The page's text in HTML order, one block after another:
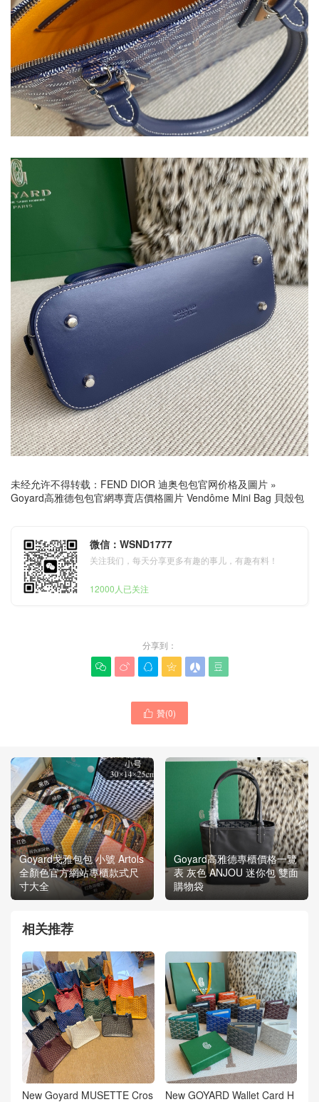
未经允许不得转载： FEND DIOR 迪奥包包官网价格及圖片 »
Goyard高雅德包包官網專賣店價格圖片 Vendôme Mini Bag 貝殼包
微信：WSND1777
关注我们，每天分享更多有趣的事儿，有趣有料！
12000人已关注
分享到：
     
 贊(0)
Goyard戈雅包包 小號 Artois
全顏色官方網站專櫃款式尺
寸大全
Goyard高雅德專櫃價格一覽
表 灰色 ANJOU 迷你包 雙面
購物袋
相关推荐
New Goyard MUSETTE Cros
New GOYARD Wallet Card H